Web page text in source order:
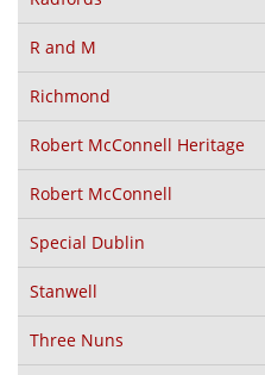
R and M
Richmond
Robert McConnell Heritage
Robert McConnell
Special Dublin
Stanwell
Three Nuns